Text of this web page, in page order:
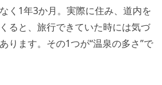
く1年3か月。実際に住み、道内を
ると、旅行できていた時には気づ
ります。その1つが“温泉の多さ”で